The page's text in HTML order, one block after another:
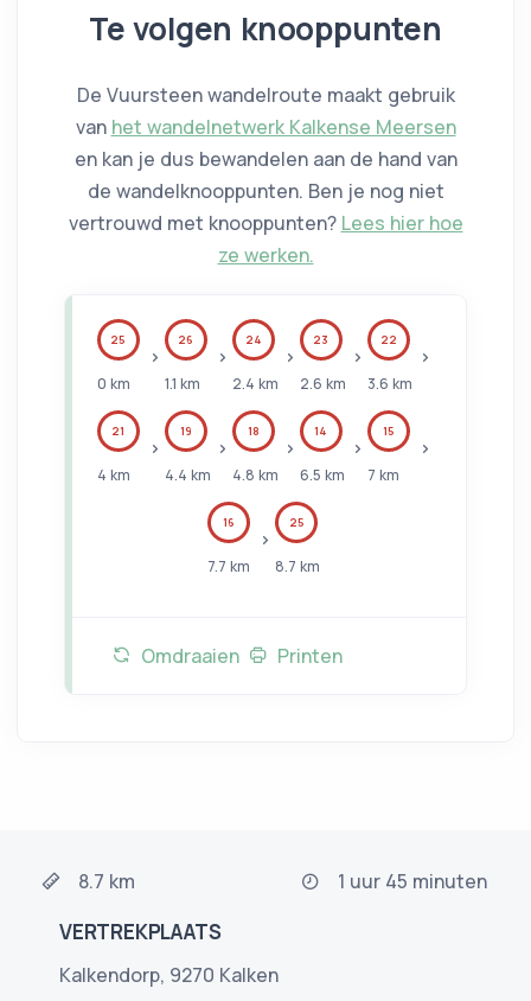
Te volgen knooppunten
De Vuursteen wandelroute maakt gebruik
van het wandelnetwerk Kalkense Meersen
en kan je dus bewandelen aan de hand van
de wandelknooppunten. Ben je nog niet
vertrouwd met knooppunten? Lees hier hoe
ze werken.
25
0 km
26
1.1 km
24
2.4 km
23
2.6 km
22
3.6 km
21
4 km
19
4.4 km
18
4.8 km
14
6.5 km
15
7 km
16
7.7 km
25
8.7 km
Omdraaien Printen
8.7 km 1 uur 45 minuten
VERTREKPLAATS
Kalkendorp, 9270 Kalken